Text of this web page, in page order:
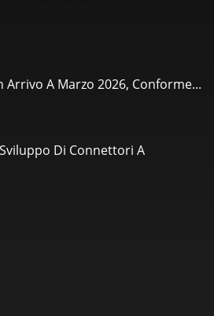
Arrivo A Marzo 2026, Conforme...
Di Connettori A